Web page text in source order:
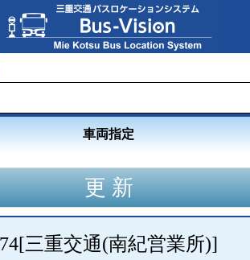
車両指定
[三重交通(南紀営業所)]